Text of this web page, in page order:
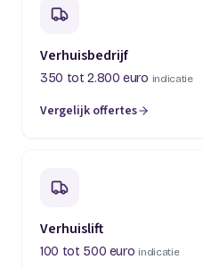
Verhuisbedrijf
350 tot 2.800 euro indicatie
Vergelijk offertes
(opent in een nieuw tabblad)
Verhuislift
100 tot 500 euro indicatie